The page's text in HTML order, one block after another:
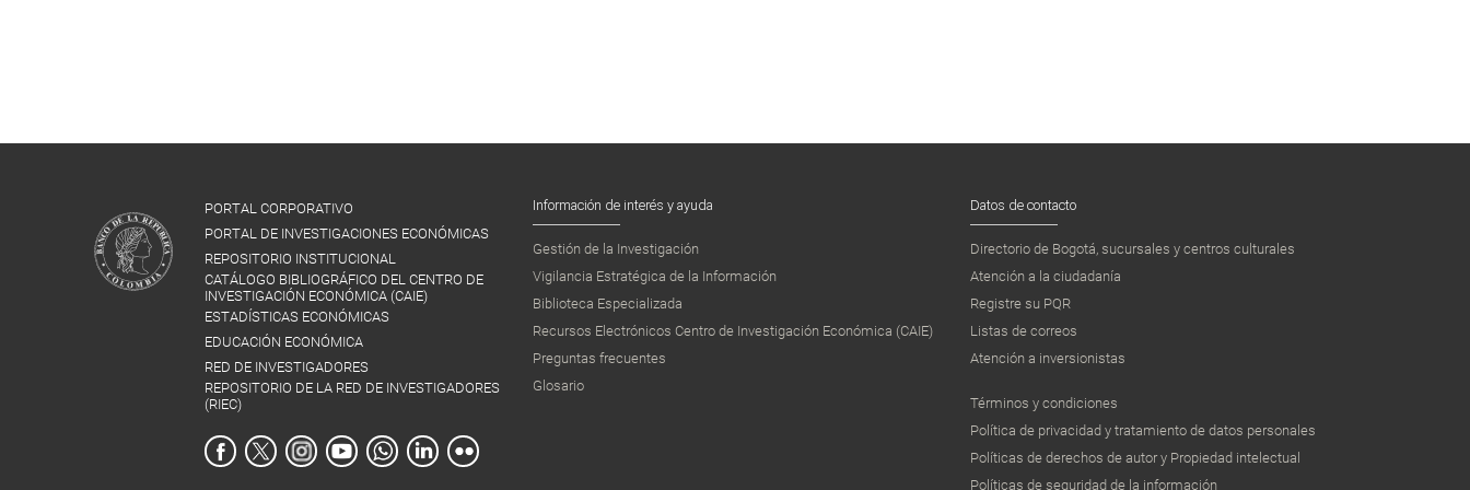
PORTAL CORPORATIVO
PORTAL DE INVESTIGACIONES ECONÓMICAS
REPOSITORIO INSTITUCIONAL
CATÁLOGO BIBLIOGRÁFICO DEL CENTRO DE
INVESTIGACIÓN ECONÓMICA (CAIE)
ESTADÍSTICAS ECONÓMICAS
EDUCACIÓN ECONÓMICA
RED DE INVESTIGADORES
REPOSITORIO DE LA RED DE INVESTIGADORES
(RIEC)
Información de interés y ayuda
Gestión de la Investigación
Vigilancia Estratégica de la Información
Biblioteca Especializada
Recursos Electrónicos Centro de Investigación Económica (CAIE)
Preguntas frecuentes
Glosario
Datos de contacto
Directorio de Bogotá, sucursales y centros culturales
Atención a la ciudadanía
Registre su PQR
Listas de correos
Atención a inversionistas
Términos y condiciones
Política de privacidad y tratamiento de datos personales
Políticas de derechos de autor y Propiedad intelectual
Políticas de seguridad de la información